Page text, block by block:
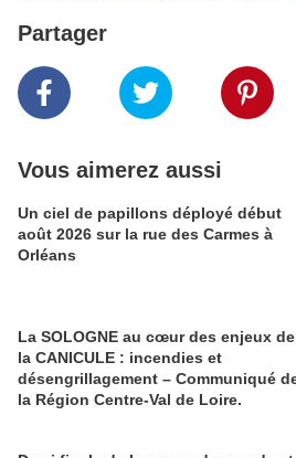
Partager
Vous aimerez aussi
Un ciel de papillons déployé début
août 2026 sur la rue des Carmes à
Orléans
La SOLOGNE au cœur des enjeux de
la CANICULE : incendies et
désengrillagement – Communiqué
la Région Centre-Val de Loire.